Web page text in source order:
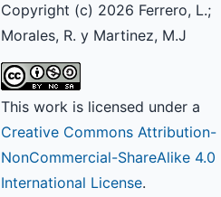
Copyright (c) 2026 Ferrero, L.;
Morales, R. y Martinez, M.J
This work is licensed under a
Creative Commons Attribution-
NonCommercial-ShareAlike 4.0
International License.